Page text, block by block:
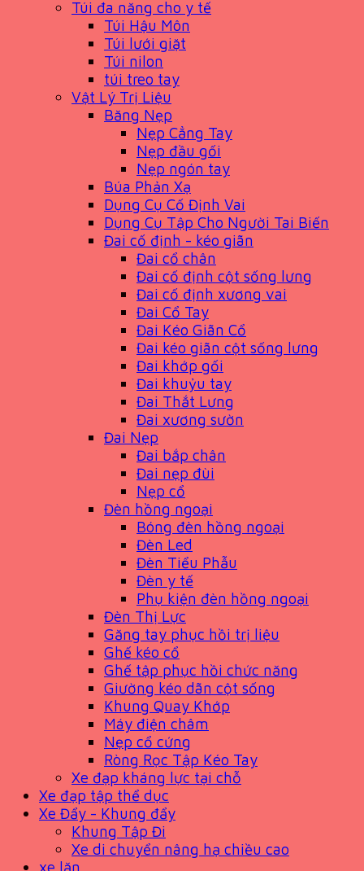
Túi đa năng cho y tế
Túi Hậu Môn
Túi lưới giặt
Túi nilon
túi treo tay
Vật Lý Trị Liệu
Băng Nẹp
Nẹp Cẳng Tay
Nẹp đầu gối
Nẹp ngón tay
Búa Phản Xạ
Dụng Cụ Cố Định Vai
Dụng Cụ Tập Cho Người Tai Biến
Đai cố định - kéo giãn
Đai cổ chân
Đai cố định cột sống lưng
Đai cố định xương vai
Đai Cổ Tay
Đai Kéo Giãn Cổ
Đai kéo giãn cột sống lưng
Đai khớp gối
Đai khuỷu tay
Đai Thắt Lưng
Đai xương sườn
Đai Nẹp
Đai bắp chân
Đai nẹp đùi
Nẹp cổ
Đèn hồng ngoại
Bóng đèn hồng ngoại
Đèn Led
Đèn Tiểu Phẫu
Đèn y tế
Phụ kiện đèn hồng ngoại
Đèn Thị Lực
Găng tay phục hồi trị liệu
Ghế kéo cổ
Ghế tập phục hồi chức năng
Giường kéo dãn cột sống
Khung Quay Khớp
Máy điện châm
Nẹp cổ cứng
Ròng Rọc Tập Kéo Tay
Xe đạp kháng lực tại chỗ
Xe đạp tập thể dục
Xe Đẩy - Khung đẩy
Khung Tập Đi
Xe di chuyển nâng hạ chiều cao
xe lăn